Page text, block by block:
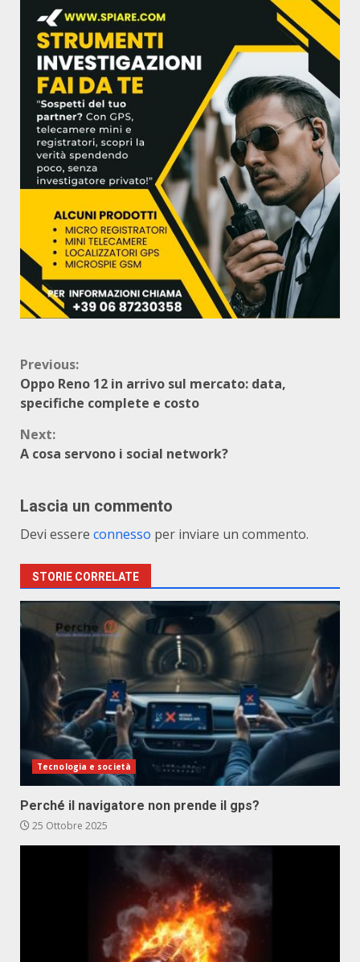
Continue
Reading
Previous:
Oppo Reno 12 in arrivo sul mercato: data,
specifiche complete e costo
Next:
A cosa servono i social network?
Lascia un commento
Devi essere connesso per inviare un commento.
STORIE CORRELATE
Tecnologia e società
Perché il navigatore non prende il gps?
25 Ottobre 2025